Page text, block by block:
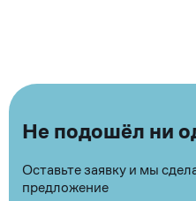
Не подошёл ни
Оставьте заявку и мы
предложение